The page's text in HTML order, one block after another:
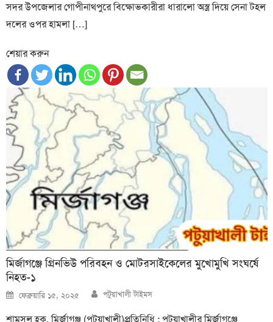
সদর উপজেলার গোপীনাথপুরে বিক্ষোভকারীরা ধারালো অস্ত্র দিয়ে সেনা টহল
দলের ওপর হামলা […]
শেয়ার করুন
মির্জাগঞ্জে গ্রিনভিউ পরিবহন ও মোটরসাইকেলের মুখোমুখি সংঘর্ষে
নিহত-১
Posted
on
ফেব্রুয়ারি ১৫, ২০২৫ Author
পটুয়াখালী টাইমস
শামসুল হক, মির্জাগঞ্জ (পটুয়াখালী)প্রতিনিধি : পটুয়াখালীর মির্জাগঞ্জে